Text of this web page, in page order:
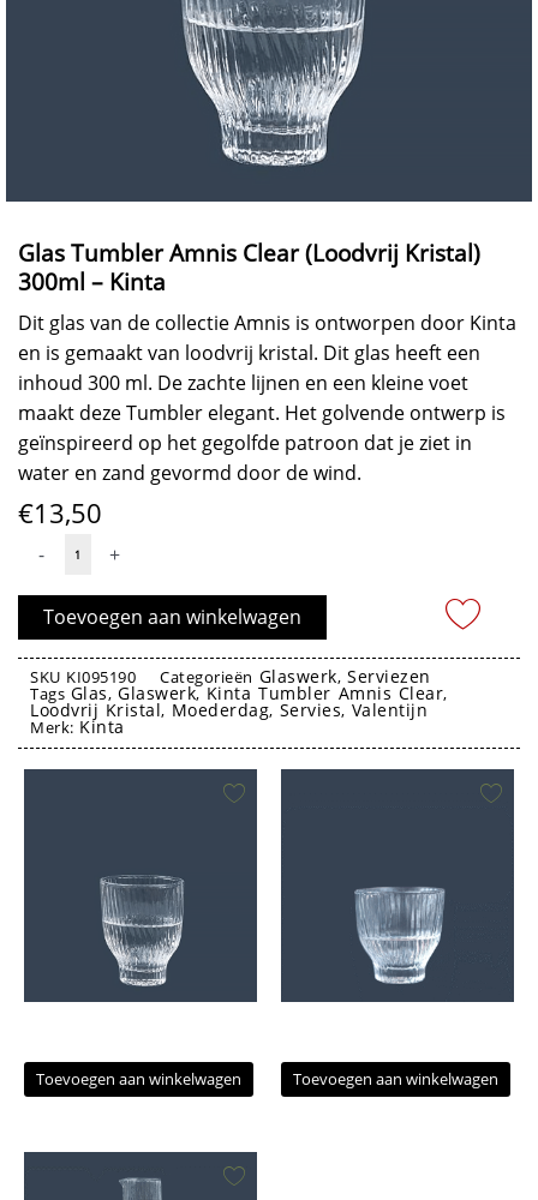
Glas Tumbler Amnis Clear (Loodvrij Kristal)
300ml – Kinta
Dit glas van de collectie Amnis is ontworpen door Kinta
en is gemaakt van loodvrij kristal. Dit glas heeft een
inhoud 300 ml. De zachte lijnen en een kleine voet
maakt deze Tumbler elegant. Het golvende ontwerp is
geïnspireerd op het gegolfde patroon dat je ziet in
water en zand gevormd door de wind.
€13,50
-
Amnis
Clear
(Loodvrij
Kristal)
300ml
-
+
Toevoegen aan winkelwagen
SKU KI095190 Categorieën Glaswerk,Serviezen
Tags Glas,Glaswerk, Kinta Tumbler Amnis Clear,
Loodvrij Kristal, Moederdag, Servies, Valentijn
Merk: Kinta
Toevoegen aan winkelwagen Toevoegen aan winkelwagen